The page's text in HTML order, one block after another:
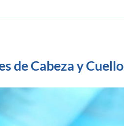
de Cabeza y Cuello